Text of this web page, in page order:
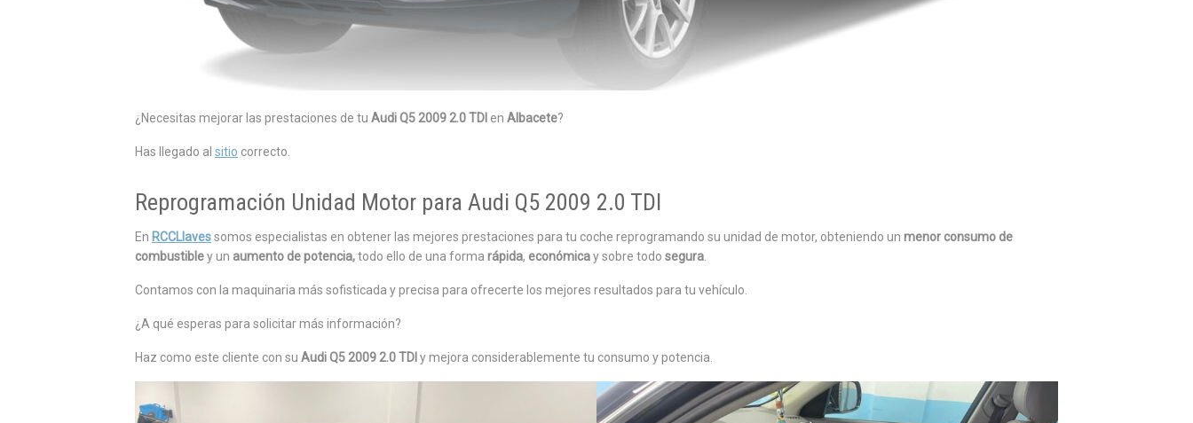
¿Necesitas mejorar las prestaciones de tu Audi Q5 2009 2.0 TDI en Albacete?
Has llegado al sitio correcto.
Reprogramación Unidad Motor para Audi Q5 2009 2.0 TDI
En RCCLlavessomos especialistas en obtener las mejores prestaciones para tu coche reprogramando su unidad de motor, obteniendo un menor consumo de
combustibley un aumento de potencia,todo ello de una forma rápida, económicay sobre todo segura
Contamos con la maquinaria más sofisticada y precisa para ofrecerte los mejores resultados para tu vehículo.
¿A qué esperas para solicitar más información?
Haz como este cliente con su Audi Q5 2009 2.0 TDI y mejora considerablemente tu consumo y potencia.